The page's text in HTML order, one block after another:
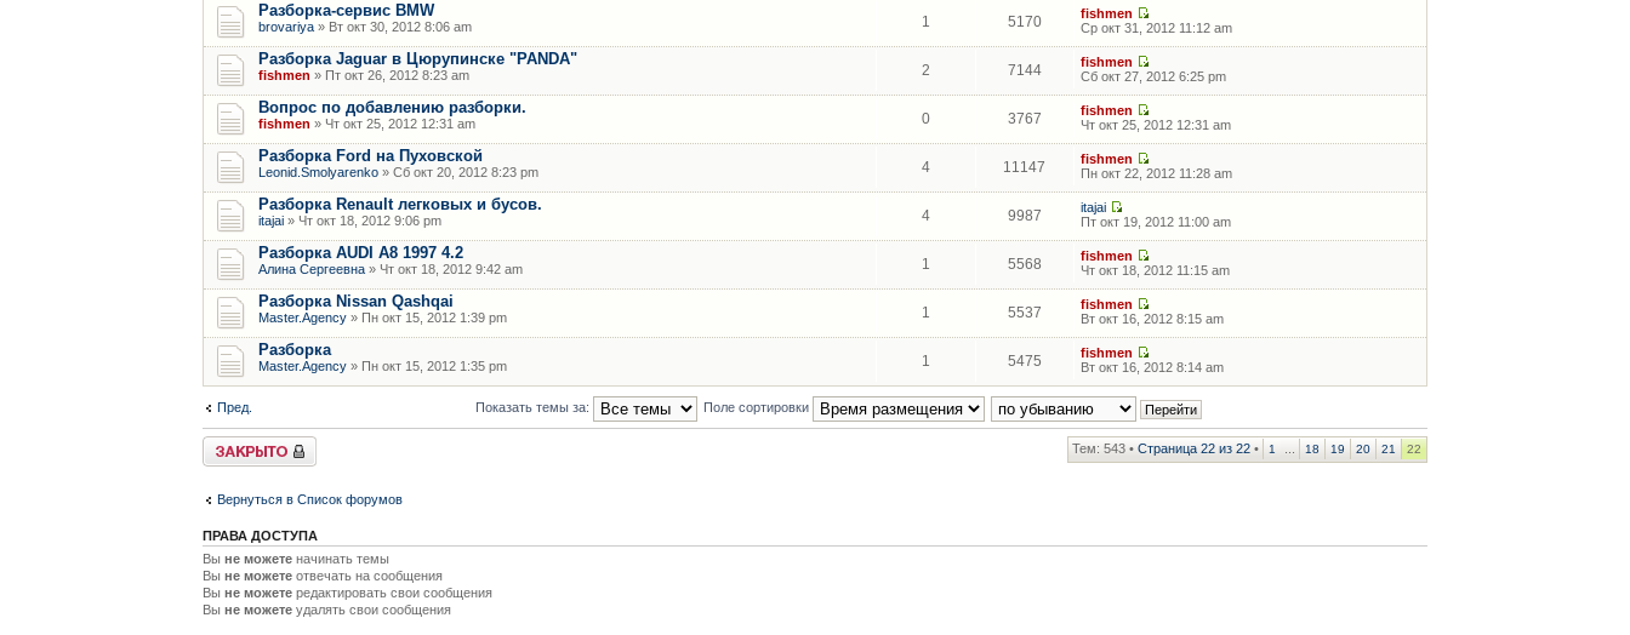
Разборка-сервис BMW
brovariya » Вт окт 30, 2012 8:06 am 1 5170
fishmen
Ср окт 31, 2012 11:12 am
Разборка Jaguar в Цюрупинске "PANDA"
fishmen » Пт окт 26, 2012 8:23 am 2 7144
fishmen
Сб окт 27, 2012 6:25 pm
Вопрос по добавлению разборки.
fishmen » Чт окт 25, 2012 12:31 am 0 3767
fishmen
Чт окт 25, 2012 12:31 am
Разборка Ford на Пуховской
Leonid.Smolyarenko » Сб окт 20, 2012 8:23 pm 4 11147
fishmen
Пн окт 22, 2012 11:28 am
Разборка Renault легковых и бусов.
itajai » Чт окт 18, 2012 9:06 pm 4 9987
itajai
Пт окт 19, 2012 11:00 am
Разборка AUDI A8 1997 4.2
Алина Сергеевна » Чт окт 18, 2012 9:42 am 1 5568
fishmen
Чт окт 18, 2012 11:15 am
Разборка Nissan Qashqai
Master.Agency » Пн окт 15, 2012 1:39 pm 1 5537
fishmen
Вт окт 16, 2012 8:15 am
Разборка
Master.Agency » Пн окт 15, 2012 1:35 pm 1 5475
fishmen
Вт окт 16, 2012 8:14 am
Пред. Показать темы за: Поле сортировки
Форум закрыт Тем: 543 • Страница 22 из 22 • 1 18 19 20 21 22
Вернуться в Список форумов
ПРАВА ДОСТУПА
Вы не можете начинать темы
Вы не можете отвечать на сообщения
Вы не можете редактировать свои сообщения
Вы не можете удалять свои сообщения